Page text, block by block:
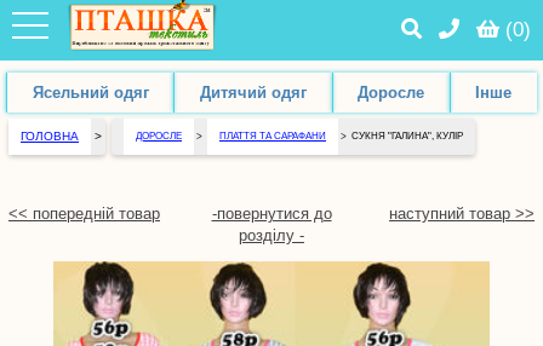
(0)
Ясельний одяг Дитячий одяг Доросле Інше
ГОЛОВНА > ДОРОСЛЕ > ПЛАТТЯ ТА САРАФАНИ > СУКНЯ "ГАЛИНА", КУЛІР
<< попередній товар
-повернутися до
розділу -
наступний товар >>